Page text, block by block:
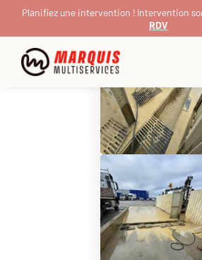
Planifiez une intervention ! Intervention
RDV